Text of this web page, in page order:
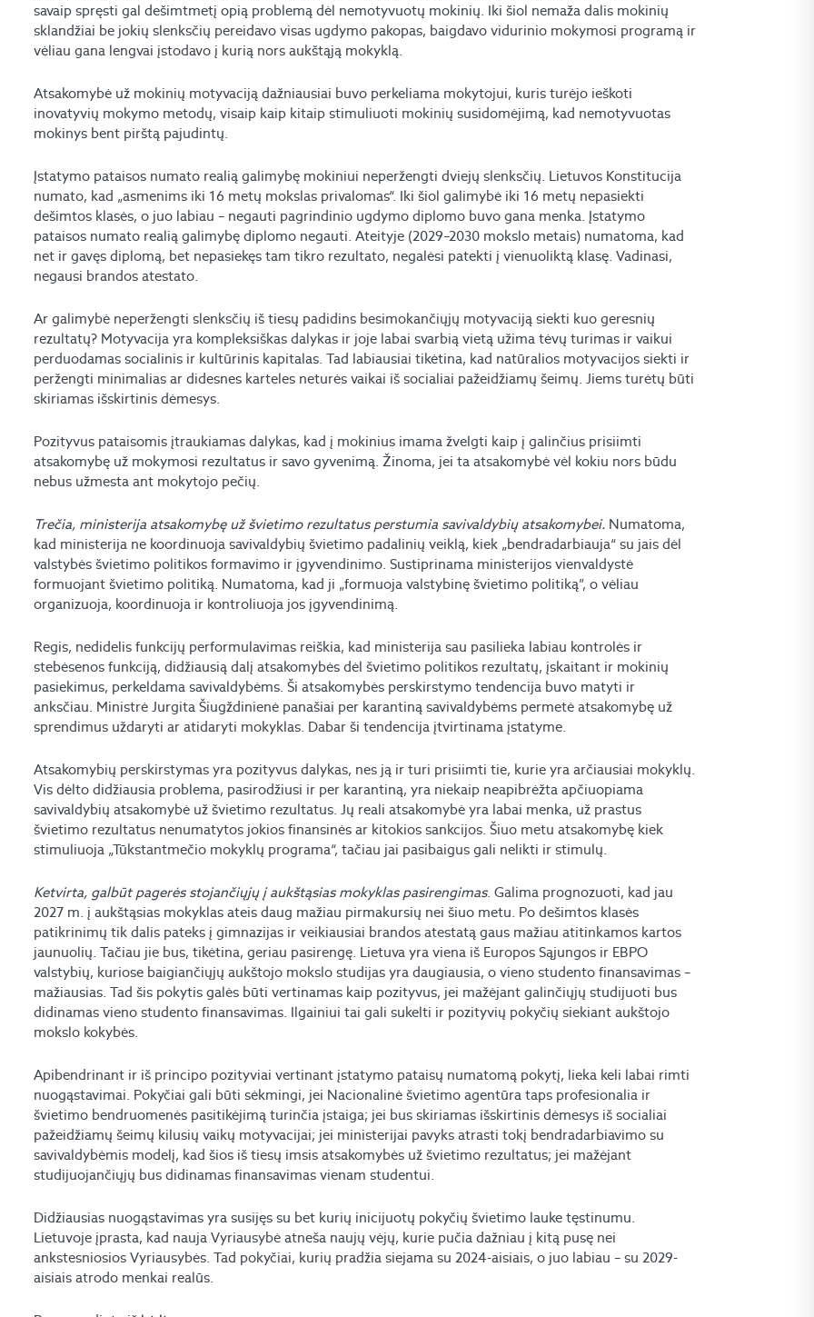
savaip spręsti gal dešimtmetį opią problemą dėl nemotyvuotų mokinių. Iki šiol nemaža dalis mokinių
sklandžiai be jokių slenksčių pereidavo visas ugdymo pakopas, baigdavo vidurinio mokymosi programą ir
vėliau gana lengvai įstodavo į kurią nors aukštąją mokyklą.
Atsakomybė už mokinių motyvaciją dažniausiai buvo perkeliama mokytojui, kuris turėjo ieškoti
inovatyvių mokymo metodų, visaip kaip kitaip stimuliuoti mokinių susidomėjimą, kad nemotyvuotas
mokinys bent pirštą pajudintų.
Įstatymo pataisos numato realią galimybę mokiniui neperžengti dviejų slenksčių. Lietuvos Konstitucija
numato, kad „asmenims iki 16 metų mokslas privalomas“. Iki šiol galimybė iki 16 metų nepasiekti
dešimtos klasės, o juo labiau – negauti pagrindinio ugdymo diplomo buvo gana menka. Įstatymo
pataisos numato realią galimybę diplomo negauti. Ateityje (2029–2030 mokslo metais) numatoma, kad
net ir gavęs diplomą, bet nepasiekęs tam tikro rezultato, negalėsi patekti į vienuoliktą klasę. Vadinasi,
negausi brandos atestato.
Ar galimybė neperžengti slenksčių iš tiesų padidins besimokančiųjų motyvaciją siekti kuo geresnių
rezultatų? Motyvacija yra kompleksiškas dalykas ir joje labai svarbią vietą užima tėvų turimas ir vaikui
perduodamas socialinis ir kultūrinis kapitalas. Tad labiausiai tikėtina, kad natūralios motyvacijos siekti ir
peržengti minimalias ar didesnes karteles neturės vaikai iš socialiai pažeidžiamų šeimų. Jiems turėtų būti
skiriamas išskirtinis dėmesys.
Pozityvus pataisomis įtraukiamas dalykas, kad į mokinius imama žvelgti kaip į galinčius prisiimti
atsakomybę už mokymosi rezultatus ir savo gyvenimą. Žinoma, jei ta atsakomybė vėl kokiu nors būdu
nebus užmesta ant mokytojo pečių.
Trečia, ministerija atsakomybę už švietimo rezultatus perstumia savivaldybių atsakomybei. Numatoma,
kad ministerija ne koordinuoja savivaldybių švietimo padalinių veiklą, kiek „bendradarbiauja“ su jais dėl
valstybės švietimo politikos formavimo ir įgyvendinimo. Sustiprinama ministerijos vienvaldystė
formuojant švietimo politiką. Numatoma, kad ji „formuoja valstybinę švietimo politiką”, o vėliau
organizuoja, koordinuoja ir kontroliuoja jos įgyvendinimą.
Regis, nedidelis funkcijų performulavimas reiškia, kad ministerija sau pasilieka labiau kontrolės ir
stebėsenos funkciją, didžiausią dalį atsakomybės dėl švietimo politikos rezultatų, įskaitant ir mokinių
pasiekimus, perkeldama savivaldybėms. Ši atsakomybės perskirstymo tendencija buvo matyti ir
anksčiau. Ministrė Jurgita Šiugždinienė panašiai per karantiną savivaldybėms permetė atsakomybę už
sprendimus uždaryti ar atidaryti mokyklas. Dabar ši tendencija įtvirtinama įstatyme.
Atsakomybių perskirstymas yra pozityvus dalykas, nes ją ir turi prisiimti tie, kurie yra arčiausiai mokyklų.
Vis dėlto didžiausia problema, pasirodžiusi ir per karantiną, yra niekaip neapibrėžta apčiuopiama
savivaldybių atsakomybė už švietimo rezultatus. Jų reali atsakomybė yra labai menka, už prastus
švietimo rezultatus nenumatytos jokios finansinės ar kitokios sankcijos. Šiuo metu atsakomybę kiek
stimuliuoja „Tūkstantmečio mokyklų programa“, tačiau jai pasibaigus gali nelikti ir stimulų.
Ketvirta, galbūt pagerės stojančiųjų į aukštąsias mokyklas pasirengimas. Galima prognozuoti, kad jau
2027 m. į aukštąsias mokyklas ateis daug mažiau pirmakursių nei šiuo metu. Po dešimtos klasės
patikrinimų tik dalis pateks į gimnazijas ir veikiausiai brandos atestatą gaus mažiau atitinkamos kartos
jaunuolių. Tačiau jie bus, tikėtina, geriau pasirengę. Lietuva yra viena iš Europos Sąjungos ir EBPO
valstybių, kuriose baigiančiųjų aukštojo mokslo studijas yra daugiausia, o vieno studento finansavimas –
mažiausias. Tad šis pokytis galės būti vertinamas kaip pozityvus, jei mažėjant galinčiųjų studijuoti bus
didinamas vieno studento finansavimas. Ilgainiui tai gali sukelti ir pozityvių pokyčių siekiant aukštojo
mokslo kokybės.
Apibendrinant ir iš principo pozityviai vertinant įstatymo pataisų numatomą pokytį, lieka keli labai rimti
nuogąstavimai. Pokyčiai gali būti sėkmingi, jei Nacionalinė švietimo agentūra taps profesionalia ir
švietimo bendruomenės pasitikėjimą turinčia įstaiga; jei bus skiriamas išskirtinis dėmesys iš socialiai
pažeidžiamų šeimų kilusių vaikų motyvacijai; jei ministerijai pavyks atrasti tokį bendradarbiavimo su
savivaldybėmis modelį, kad šios iš tiesų imsis atsakomybės už švietimo rezultatus; jei mažėjant
studijuojančiųjų bus didinamas finansavimas vienam studentui.
Didžiausias nuogąstavimas yra susijęs su bet kurių inicijuotų pokyčių švietimo lauke tęstinumu.
Lietuvoje įprasta, kad nauja Vyriausybė atneša naujų vėjų, kurie pučia dažniau į kitą pusę nei
ankstesniosios Vyriausybės. Tad pokyčiai, kurių pradžia siejama su 2024-aisiais, o juo labiau – su 2029-
aisiais atrodo menkai realūs.